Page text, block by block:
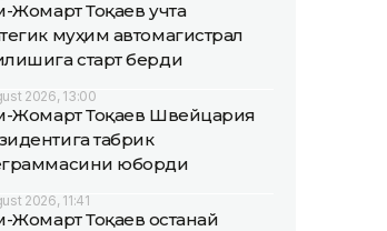
Жомарт Тоқаев учта
муҳим автомагистрал
старт берди
2026, 13:00
Жомарт Тоқаев Швейцария
табрик
юборди
2026, 11:41
Жомарт Тоқаев Қостанай